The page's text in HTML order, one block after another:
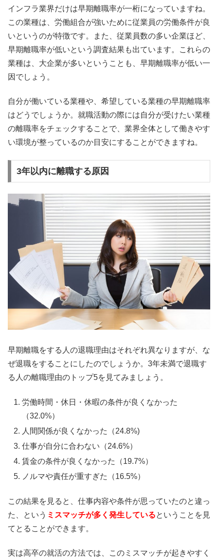
インフラ業界だけは早期離職率が一桁になっていますね。
この業種は、労働組合が強いために従業員の労働条件が良
いというのが特徴です。また、従業員数の多い企業ほど、
早期離職率が低いという調査結果も出ています。これらの
業種は、大企業が多いということも、早期離職率が低い一
因でしょう。
自分が働いている業種や、希望している業種の早期離職率
はどうでしょうか。就職活動の際には自分が受けたい業種
の離職率をチェックすることで、業界全体として働きやす
い環境が整っているのか目安にすることができますね。
3年以内に離職する原因
早期離職をする人の退職理由はそれぞれ異なりますが、な
ぜ退職をすることにしたのでしょうか。3年未満で退職す
る人の離職理由のトップ5を見てみましょう。
労働時間・休日・休暇の条件が良くなかった
（32.0%）
人間関係が良くなかった（24.8%)
仕事が自分に合わない（24.6%）
賃金の条件が良くなかった（19.7%）
ノルマや責任が重すぎた（16.5%）
この結果を見ると、仕事内容や条件が思っていたのと違っ
た、という ミスマッチが多く発生しているということを見
てとることができます。
実は高卒の就活の方法では、このミスマッチが起きやすく